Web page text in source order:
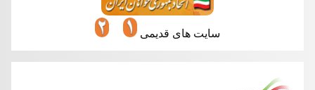
سایت های قدیمی